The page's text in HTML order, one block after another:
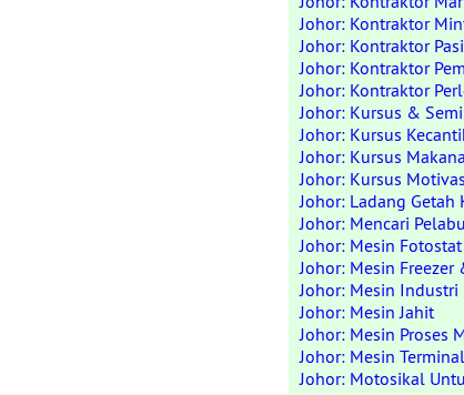
Johor: Kontraktor
Johor: Kontraktor
Johor: Kontraktor
Johor: Kontraktor
Johor: Kursus &
Johor: Kursus
Johor: Kursus
Johor: Kursus
Johor: Ladang Getah
Johor: Mencari
Johor: Mesin Fotostat
Johor: Mesin Freezer
Johor: Mesin Industri
Johor: Mesin Jahit
Johor: Mesin Proses
Johor: Mesin
Johor: Motosikal